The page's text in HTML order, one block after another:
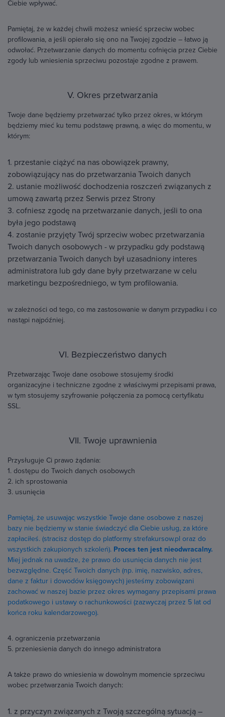
Ciebie wpływać.
Pamiętaj, że w każdej chwili możesz wnieść sprzeciw wobec
profilowania, a jeśli opierało się ono na Twojej zgodzie – łatwo ją
odwołać. Przetwarzanie danych do momentu cofnięcia przez Ciebie
zgody lub wniesienia sprzeciwu pozostaje zgodne z prawem.
V. Okres przetwarzania
Twoje dane będziemy przetwarzać tylko przez okres, w którym
będziemy mieć ku temu podstawę prawną, a więc do momentu, w
którym:
1. przestanie ciążyć na nas obowiązek prawny,
zobowiązujący nas do przetwarzania Twoich danych
2. ustanie możliwość dochodzenia roszczeń związanych z
umową zawartą przez Serwis przez Strony
3. cofniesz zgodę na przetwarzanie danych, jeśli to ona
była jego podstawą
4. zostanie przyjęty Twój sprzeciw wobec przetwarzania
Twoich danych osobowych - w przypadku gdy podstawą
przetwarzania Twoich danych był uzasadniony interes
administratora lub gdy dane były przetwarzane w celu
marketingu bezpośredniego, w tym profilowania.
w zależności od tego, co ma zastosowanie w danym przypadku i co
nastąpi najpóźniej.
VI. Bezpieczeństwo danych
Przetwarzając Twoje dane osobowe stosujemy środki
organizacyjne i techniczne zgodne z właściwymi przepisami prawa,
w tym stosujemy szyfrowanie połączenia za pomocą certyfikatu
SSL.
VII. Twoje uprawnienia
Przysługuje Ci prawo żądania:
1. dostępu do Twoich danych osobowych
2. ich sprostowania
3. usunięcia
Pamiętaj, że usuwając wszystkie Twoje dane osobowe z naszej
bazy nie będziemy w stanie świadczyć dla Ciebie usług, za które
zapłaciłeś. (stracisz dostęp do platformy strefakursow.pl oraz do
wszystkich zakupionych szkoleń). Proces ten jest nieodwracalny.
Miej jednak na uwadze, że prawo do usunięcia danych nie jest
bezwzględne. Część Twoich danych (np. imię, nazwisko, adres,
dane z faktur i dowodów księgowych) jesteśmy zobowiązani
zachować w naszej bazie przez okres wymagany przepisami prawa
podatkowego i ustawy o rachunkowości (zazwyczaj przez 5 lat od
końca roku kalendarzowego).
4. ograniczenia przetwarzania
5. przeniesienia danych do innego administratora
A także prawo do wniesienia w dowolnym momencie sprzeciwu
wobec przetwarzania Twoich danych:
1. z przyczyn związanych z Twoją szczególną sytuacją –